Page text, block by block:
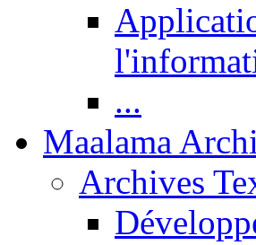
...
Maalama
Archives